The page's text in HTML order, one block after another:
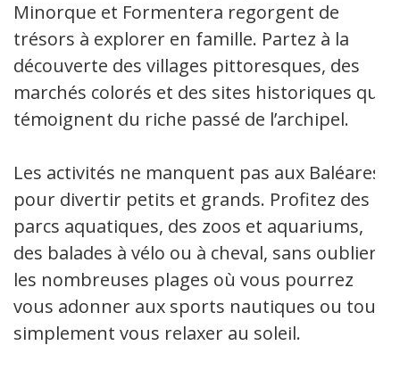
Minorque et Formentera regorgent de
trésors à explorer en famille. Partez à la
découverte des villages pittoresques, des
marchés colorés et des sites historiques qui
témoignent du riche passé de l’archipel.
Les activités ne manquent pas aux Baléares
pour divertir petits et grands. Profitez des
parcs aquatiques, des zoos et aquariums,
des balades à vélo ou à cheval, sans oublier
les nombreuses plages où vous pourrez
vous adonner aux sports nautiques ou tout
simplement vous relaxer au soleil.